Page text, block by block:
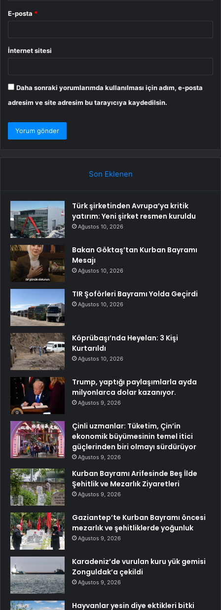
E-posta *
İnternet sitesi
Daha sonraki yorumlarımda kullanılması için adım, e-posta
adresim ve site adresim bu tarayıcıya kaydedilsin.
Son Eklenen
Türk şirketinden Avrupa’ya kritik
yatırım: Yeni şirket resmen kuruldu
Ağustos 10, 2026
Bakan Göktaş’tan Kurban Bayramı
Mesajı
Ağustos 10, 2026
TIR Şoförleri Bayramı Yolda Geçirdi
Ağustos 10, 2026
Köprübaşı’nda Heyelan: 3 Kişi
Kurtarıldı
Ağustos 10, 2026
Trump, yaptığı paylaşımlarla ayda
milyonlarca dolar kazanıyor.
Ağustos 9, 2026
Çinli uzmanlar: Tüketim, Çin’in
ekonomik büyümesinin temel itici
güçlerinden biri olmayı sürdürüyor
Ağustos 9, 2026
Kurban Bayramı Arifesinde Beş İlde
Şehitlik ve Mezarlık Ziyaretleri
Ağustos 9, 2026
Gaziantep’te Kurban Bayramı öncesi
mezarlık ve şehitliklerde yoğunluk
Ağustos 9, 2026
Karadeniz’de vurulan kuru yük gemisi
Zonguldak’a çekildi
Ağustos 9, 2026
Hayvanlar yesin diye ektikleri bitki